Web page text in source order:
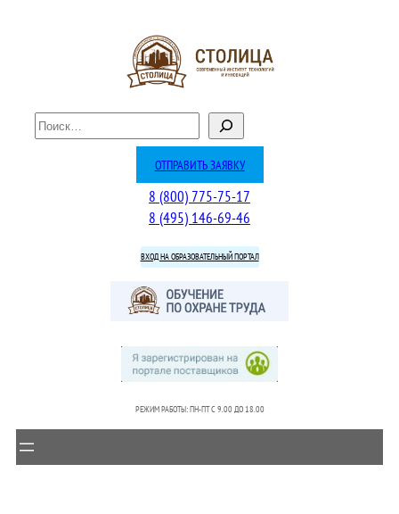
П
о
ОТПРАВИТЬ ЗАЯВКУ
8 (800) 775-75-17
8 (495) 146-69-46
ВХОД НА ОБРАЗОВАТЕЛЬНЫЙ ПОРТАЛ
РЕЖИМ РАБОТЫ: ПН-ПТ C 9.00 ДО 18.00